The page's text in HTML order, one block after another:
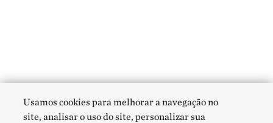
Usamos cookies para melhorar a navegação no
site, analisar o uso do site, personalizar sua